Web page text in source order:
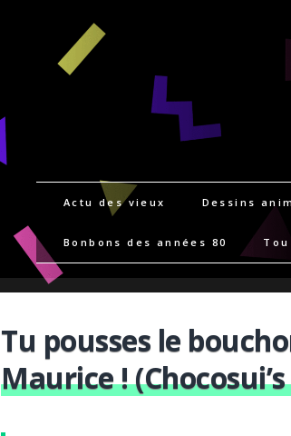
Actu des vieux Dessins
Bonbons des années 80
Tu pousses le
Maurice ! (Chocosui’s